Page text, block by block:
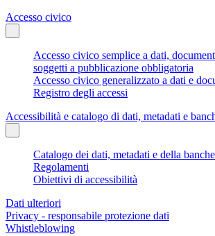
Accesso civico
Accesso civico semplice a dati,
soggetti a pubblicazione obbligatoria
Accesso civico generalizzato a dati e
Registro degli accessi
Accessibilità e catalogo di dati, metadati e
Catalogo dei dati, metadati e della
Regolamenti
Obiettivi di accessibilità
Dati ulteriori
Privacy - responsabile protezione dati
Whistleblowing